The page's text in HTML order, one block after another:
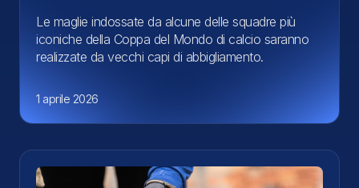
Le maglie indossate da alcune delle squadre più
iconiche della Coppa del Mondo di calcio saranno
realizzate da vecchi capi di abbigliamento.
1 aprile 2026